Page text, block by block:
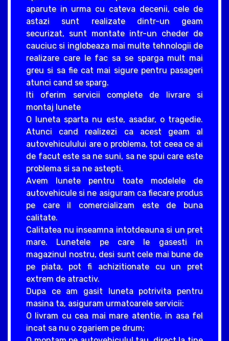
aparute in urma cu cateva decenii, cele de
astazi sunt realizate dintr-un geam
securizat, sunt montate intr-un cheder de
cauciuc si inglobeaza mai multe tehnologii de
realizare care le fac sa se sparga mult mai
greu si sa fie cat mai sigure pentru pasageri
atunci cand se sparg.
Iti oferim servicii complete de livrare si
montaj lunete
O luneta sparta nu este, asadar, o tragedie.
Atunci cand realizezi ca acest geam al
autovehiculului are o problema, tot ceea ce ai
de facut este sa ne suni, sa ne spui care este
problema si sa ne astepti.
Avem lunete pentru toate modelele de
autovehicule si ne asiguram ca fiecare produs
pe care il comercializam este de buna
calitate.
Calitatea nu inseamna intotdeauna si un pret
mare. Lunetele pe care le gasesti in
magazinul nostru, desi sunt cele mai bune de
pe piata, pot fi achizitionate cu un pret
extrem de atractiv.
Dupa ce am gasit luneta potrivita pentru
masina ta, asiguram urmatoarele servicii:
O livram cu cea mai mare atentie, in asa fel
incat sa nu o zgariem pe drum;